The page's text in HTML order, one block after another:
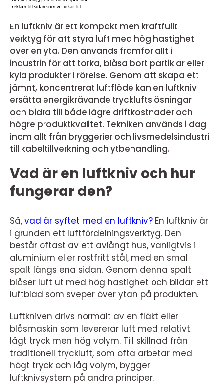
En luftkniv är ett kompakt men kraftfullt
verktyg för att styra luft med hög hastighet
över en yta. Den används framför allt i
industrin för att torka, blåsa bort partiklar eller
kyla produkter i rörelse. Genom att skapa ett
jämnt, koncentrerat luftflöde kan en luftkniv
ersätta energikrävande tryckluftslösningar
och bidra till både lägre driftkostnader och
högre produktkvalitet. Tekniken används i dag
inom allt från bryggerier och livsmedelsindustri
till kabeltillverkning och ytbehandling.
Vad är en luftkniv och hur
fungerar den?
Så, vad är syftet med en luftkniv? En luftkniv är
i grunden ett luftfördelningsverktyg. Den
består oftast av ett avlångt hus, vanligtvis i
aluminium eller rostfritt stål, med en smal
spalt längs ena sidan. Genom denna spalt
blåser luft ut med hög hastighet och bildar ett
luftblad som sveper över ytan på produkten.
Luftkniven drivs normalt av en fläkt eller
blåsmaskin som levererar luft med relativt
lågt tryck men hög volym. Till skillnad från
traditionell tryckluft, som ofta arbetar med
högt tryck och låg volym, bygger
luftknivsystem på andra principer.